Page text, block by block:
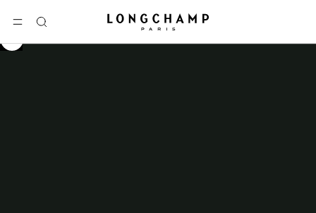
选单
搜
索